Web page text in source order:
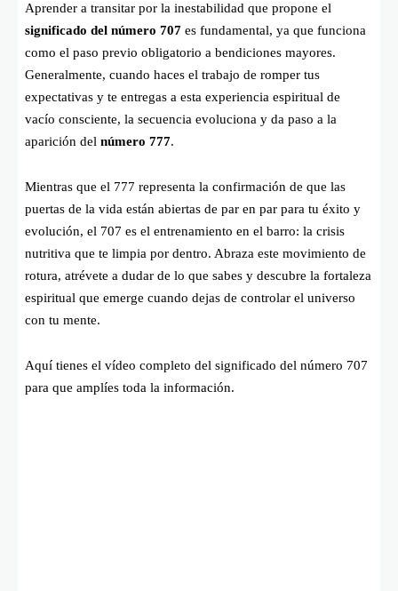
Aprender a transitar por la inestabilidad que propone el
significado del número 707 es fundamental, ya que funciona
como el paso previo obligatorio a bendiciones mayores.
Generalmente, cuando haces el trabajo de romper tus
expectativas y te entregas a esta experiencia espiritual de
vacío consciente, la secuencia evoluciona y da paso a la
aparición del número 777.
Mientras que el 777 representa la confirmación de que las
puertas de la vida están abiertas de par en par para tu éxito y
evolución, el 707 es el entrenamiento en el barro: la crisis
nutritiva que te limpia por dentro. Abraza este movimiento de
rotura, atrévete a dudar de lo que sabes y descubre la fortaleza
espiritual que emerge cuando dejas de controlar el universo
con tu mente.
Aquí tienes el vídeo completo del significado del número 707
para que amplíes toda la información.